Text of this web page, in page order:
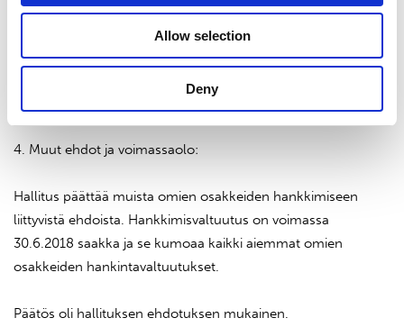
Allow selection
Deny
Osakkeita hankitaan käytettäväksi yhtiön osakepohjaisiin
kannustinjärjestelmiin, hallituksen jäsenyyspalkkioiden
maksamiseksi, vastikkeena liiketoimintaan liittyvissä
4. Muut ehdot ja voimassaolo:
Hallitus päättää muista omien osakkeiden hankkimiseen
liittyvistä ehdoista. Hankkimisvaltuutus on voimassa
30.6.2018 saakka ja se kumoaa kaikki aiemmat omien
osakkeiden hankintavaltuutukset.
Päätös oli hallituksen ehdotuksen mukainen.